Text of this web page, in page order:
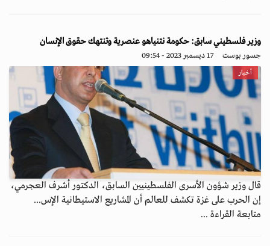
وزير فلسطيني سابق: حكومة نتنياهو عنصرية وتنتهك حقوق الإنسان
جسور بوست 17 ديسمبر 2023 - 09:54
أخبار
قال وزير شؤون الأسرى الفلسطينيين السابق، الدكتور أشرف العجرمي،
إن الحرب على غزة تكشف للعالم أن المشاريع الاستيطانية الإس...
متابعة القراءة ...